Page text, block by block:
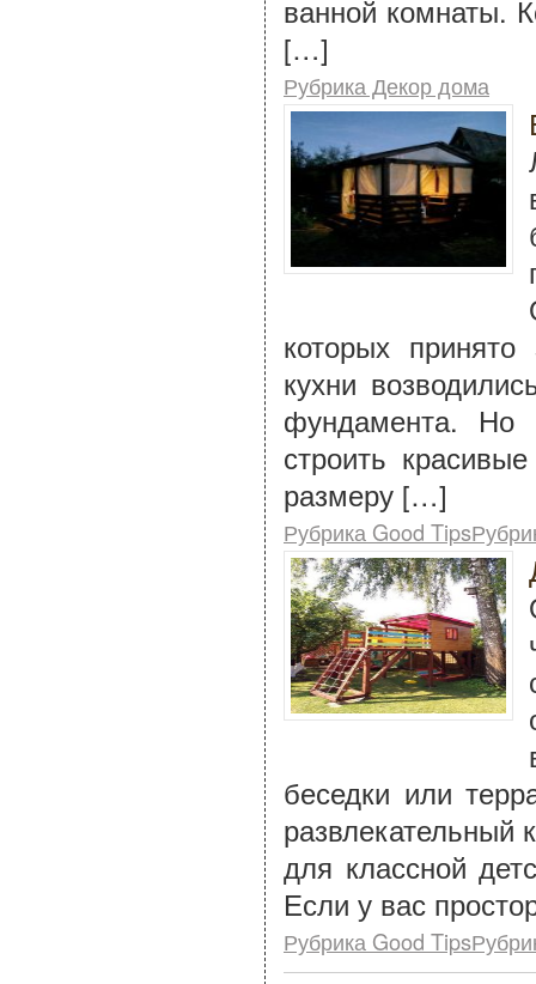
ванной комнаты.
[…]
Рубрика Декор дома
которых принято
кухни
фундамента. Но
строить
размеру […]
Рубрика Good
беседки или
развлекательный
для классной
Если у вас
Рубрика Good